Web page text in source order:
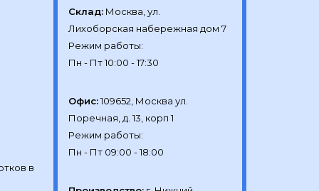
Склад: Москва, ул.
Лихоборская набережная дом 7
Режим работы:
Офис: 109652, Москва ул.
Поречная, д. 13, корп 1
Режим работы:
в